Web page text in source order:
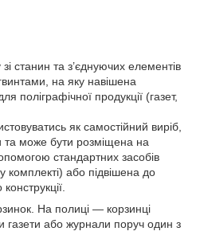
станин та з’єднуючих елементів
на яку навішена
поліграфічної продукції (газет,
як самостійний виріб,
та може бути розміщена на
стандартних засобів
комплекті) або підвішена до
На полиці — корзинці
газети або журнали поруч один з